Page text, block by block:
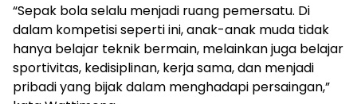
“Sepak bola selalu menjadi ruang pemersatu. Di
dalam kompetisi seperti ini, anak-anak muda tidak
hanya belajar teknik bermain, melainkan juga belajar
sportivitas, kedisiplinan, kerja sama, dan menjadi
pribadi yang bijak dalam menghadapi persaingan,”